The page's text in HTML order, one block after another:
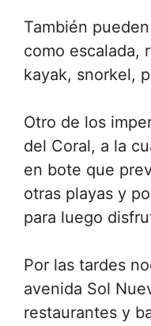
También
como escalada,
kayak, snorkel,
Otro de los
del Coral, a la
en bote que
otras playas y
para luego
Por las tardes
avenida Sol
restaurantes y